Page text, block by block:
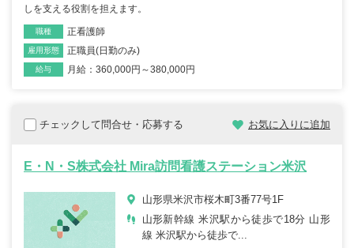
しを支える役割を担えます。
職種 正看護師
雇用形態 正職員(日勤のみ)
給与 月給：360,000円～380,000円
チェックして問合せ・応募する お気に入りに追加
E・N・S株式会社 Mira訪問看護ステーション米沢
山形県米沢市桜木町3番77号1F
山形新幹線 米沢駅から徒歩で18分 山形
線 米沢駅から徒歩で...